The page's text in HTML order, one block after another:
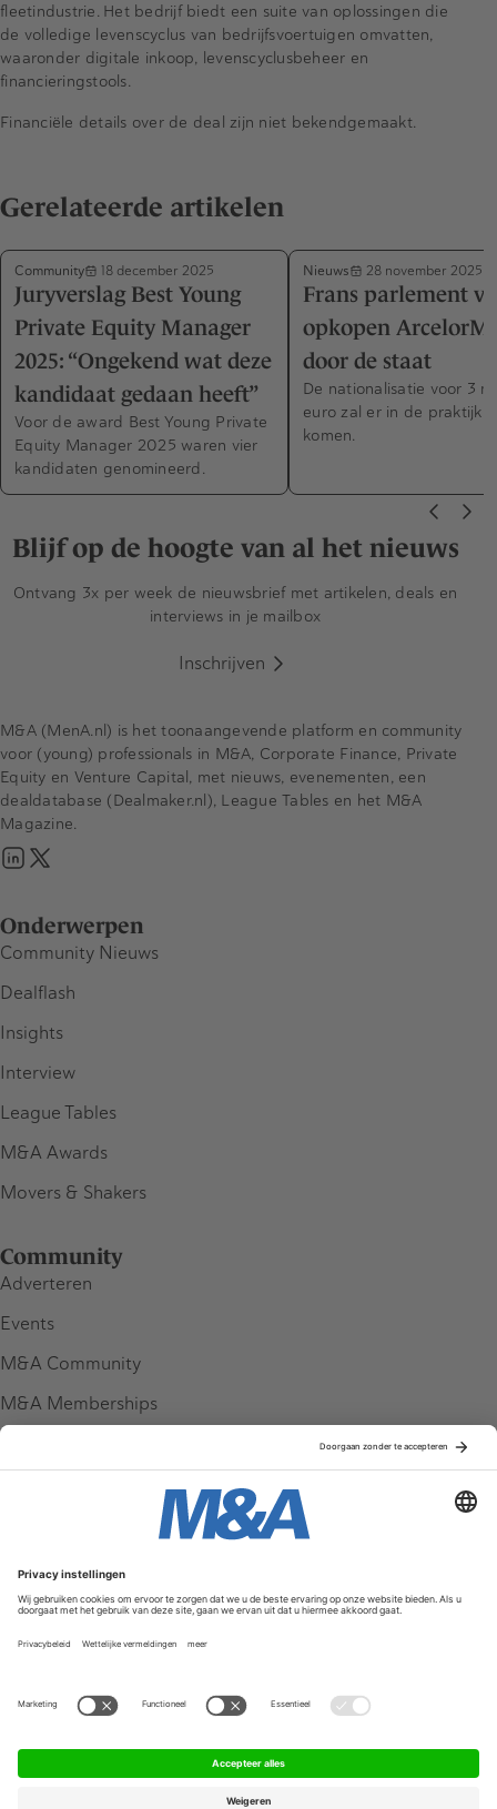
fleetindustrie. Het bedrijf biedt een suite van oplossingen die
de volledige levenscyclus van bedrijfsvoertuigen omvatten,
waaronder digitale inkoop, levenscyclusbeheer en
financieringstools.
Financiële details over de deal zijn niet bekendgemaakt.
Gerelateerde artikelen
Community 18 december 2025
Juryverslag Best Young
Private Equity Manager
2025: “Ongekend wat deze
kandidaat gedaan heeft”
Voor de award Best Young Private
Equity Manager 2025 waren vier
kandidaten genomineerd.
Nieuws 28 november 2025
Frans parlement
opkopen
door de staat
De nationalisatie voor 3
euro zal er in de praktijk
komen.
Blijf op de hoogte van al het nieuws
Ontvang 3x per week de nieuwsbrief met artikelen, deals en
interviews in je mailbox
Inschrijven
Onderwerpen
Community Nieuws
Dealflash
Insights
Interview
League Tables
M&A Awards
Movers & Shakers
Community
Adverteren
Events
M&A Community
M&A Memberships
Service & Contact
Contact
FAQ
Werken bij ons
Algemene Voorwaarden
M&A (MenA.nl) is het toonaangevende platform en community
voor (young) professionals in M&A, Corporate Finance, Private
Equity en Venture Capital, met nieuws, evenementen, een
dealdatabase (Dealmaker.nl), League Tables en het M&A
Magazine.